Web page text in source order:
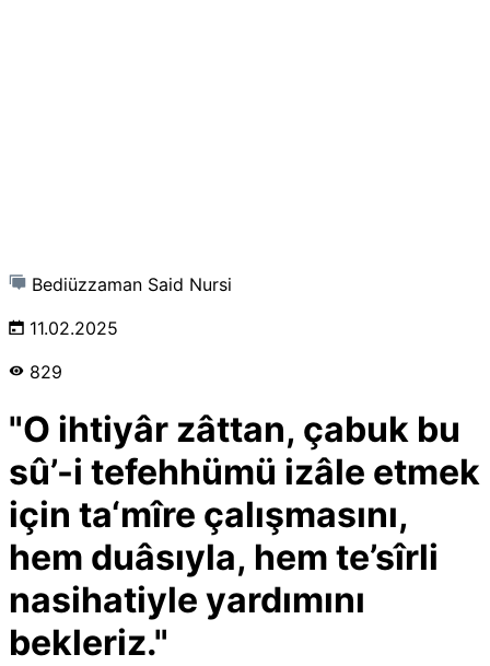
Bediüzzaman Said Nursi
11.02.2025
829
"O ihtiyâr zâttan, çabuk bu
sû’-i tefehhümü izâle etmek
için ta‘mîre çalışmasını,
hem duâsıyla, hem te’sîrli
nasihatiyle yardımını
bekleriz."